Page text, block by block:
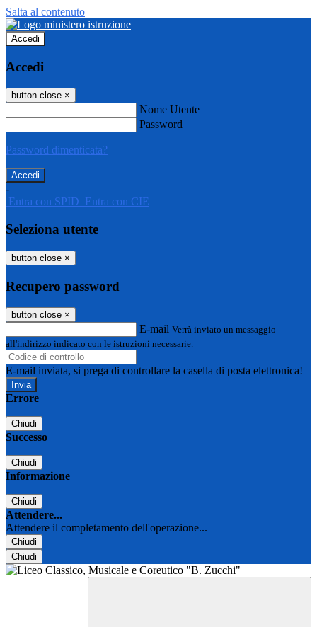
Salta al contenuto
Accedi
Accedi
button close ×
Nome Utente
Password
Password dimenticata?
-
Entra con SPID Entra con CIE
Seleziona utente
button close ×
Recupero password
button close ×
E-mail Verrà inviato un messaggio
all'indirizzo indicato con le istruzioni necessarie.
E-mail inviata, si prega di controllare la casella di posta elettronica!
Errore
Chiudi
Successo
Chiudi
Informazione
Chiudi
Attendere...
Attendere il completamento dell'operazione...
Chiudi
Chiudi